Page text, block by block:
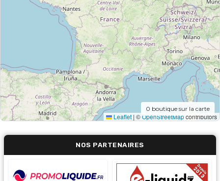
Leaflet | ©OpenStreetMapcontributors
0 boutique sur la carte
NOS PARTENAIRES